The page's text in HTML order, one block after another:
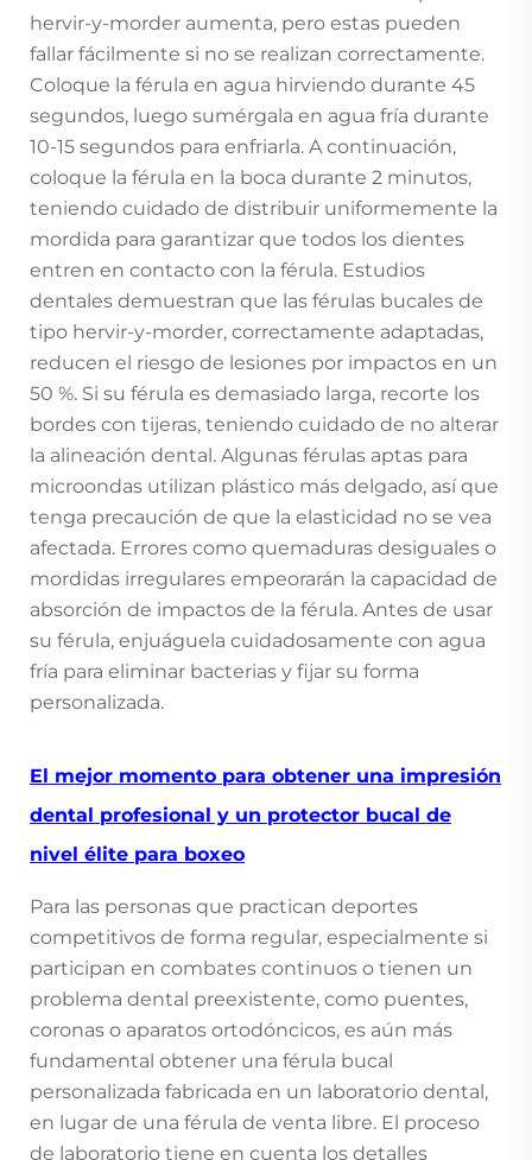
hervir-y-morder aumenta, pero estas pueden
fallar fácilmente si no se realizan correctamente.
Coloque la férula en agua hirviendo durante 45
segundos, luego sumérgala en agua fría durante
10-15 segundos para enfriarla. A continuación,
coloque la férula en la boca durante 2 minutos,
teniendo cuidado de distribuir uniformemente la
mordida para garantizar que todos los dientes
entren en contacto con la férula. Estudios
dentales demuestran que las férulas bucales de
tipo hervir-y-morder, correctamente adaptadas,
reducen el riesgo de lesiones por impactos en un
50 %. Si su férula es demasiado larga, recorte los
bordes con tijeras, teniendo cuidado de no alterar
la alineación dental. Algunas férulas aptas para
microondas utilizan plástico más delgado, así que
tenga precaución de que la elasticidad no se vea
afectada. Errores como quemaduras desiguales o
mordidas irregulares empeorarán la capacidad de
absorción de impactos de la férula. Antes de usar
su férula, enjuáguela cuidadosamente con agua
fría para eliminar bacterias y fijar su forma
personalizada.
El mejor momento para obtener una impresión
dental profesional y un protector bucal de
nivel élite para boxeo
Para las personas que practican deportes
competitivos de forma regular, especialmente si
participan en combates continuos o tienen un
problema dental preexistente, como puentes,
coronas o aparatos ortodóncicos, es aún más
fundamental obtener una férula bucal
personalizada fabricada en un laboratorio dental,
en lugar de una férula de venta libre. El proceso
de laboratorio tiene en cuenta los detalles